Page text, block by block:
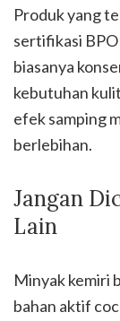
Produk yang
sertifikasi
biasanya
kebutuhan
efek samping
berlebihan.
Jangan
Lain
Minyak kemiri
bahan aktif